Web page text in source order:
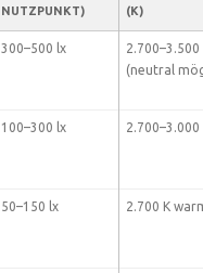
NUTZPUNKT)
(K)
300–500 lx
2.700–3.500
(neutral
100–300 lx 2.700–3.000
50–150 lx 2.700 K